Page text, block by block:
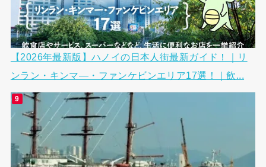
【2026年最新版】ハノイの日本人街最新ガイド！｜リ
ンラン・キンマ―・ファンケビンエリア17選！｜飲...